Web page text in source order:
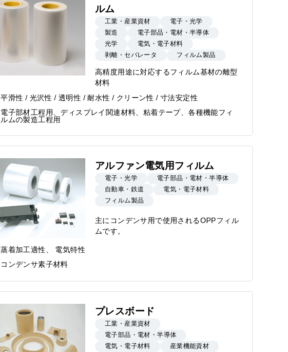
ルム
工業・産業資材
電子・光学
製造
電子部品・電材・半導体
光学
電気・電子材料
剥離・セパレータ
フィルム製品
高精度用途に対応するフィルム基材の離型
材料
平滑性 / 光沢性 / 透明性 / 耐水性 / クリーン性 / 寸法安定性
電子部材工程用、ディスプレイ関連材料、粘着テープ、各種機能フィ
ルムの製造工程用
アルファン電気用フィルム
電子・光学
電子部品・電材・半導体
自動車・鉄道
電気・電子材料
フィルム製品
主にコンデンサ用で使用されるOPPフィル
ムです。
蒸着加工適性、 電気特性
コンデンサ素子材料
プレスボード
工業・産業資材
電子部品・電材・半導体
電気・電子材料
産業機能資材